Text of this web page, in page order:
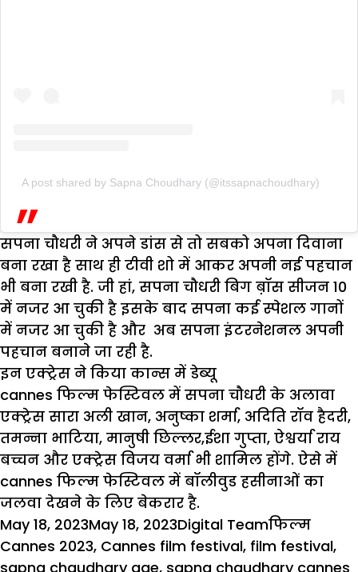
A post shared by Sapna Choudhary (@itssapnachoudhary)
सपना चौधरी ने अपने डांस से तो सबको अपना दिवाना
बना रखा है साथ ही टीवी शो में आकर अपनी नई पहचान
भी बना रखी है. जी हां, सपना चौधरी बिग ब़ॉस सीजन 10
में नजर आ चुकी है इसके बाद सपना कई स्पेशल गानों
में नजर आ चुकी है और अब सपना इंटरनेशनल अपनी
पहचान बनाने जा रही है.
इन एक्ट्रेस ने किया कान्स में डेब्यू
cannes फिल्म फेस्टिवल में सपना चौधरी के अलावा
एक्ट्रेस सारा अली खान, अनुष्का शर्मा, अदिति रॉव हैदरी,
तमन्ना भाटिया, मानुषी छिल्लर,ईशा गुप्ता, ऐश्वर्या राय
बच्चन और एक्ट्रेस विजय वर्मा भी शामिल होंगे. ऐसे में
cannes फिल्म फेस्टिवल में बॉलीवुड हसीनाओं का
जलवा देखने के लिए बेकरार है.
Posted
on
May 18, 2023May 18, 2023Author
Digital TeamCategories
फिल्मTags
Cannes 2023, Cannes film festival, film festival,
sapna chaudhary age, sapna chaudhary cannes